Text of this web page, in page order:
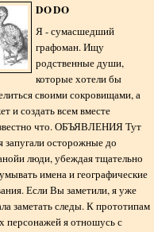
DODO
Я - сумасшедший
графоман. Ищу
родственные души,
которые хотели бы
своими сокровищами, а
и создать всем вместе
что. ОБЪЯВЛЕНИЯ Тут
запугали осторожные до
люди, убеждая тщательно
имена и географические
Если Вы заметили, я уже
заметать следы. К прототипам
персонажей я отношусь с